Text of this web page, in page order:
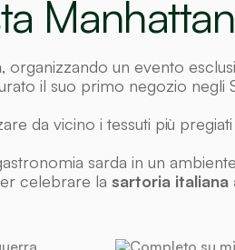
Manhattan
, organizzando un evento
il suo primo negozio negli
da vicino i tessuti più
sarda in un
celebrare la sartoria italiana